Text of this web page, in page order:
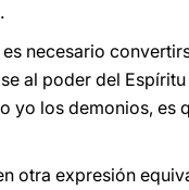
necesario
al poder del
yo los demonios, es
otra expresión